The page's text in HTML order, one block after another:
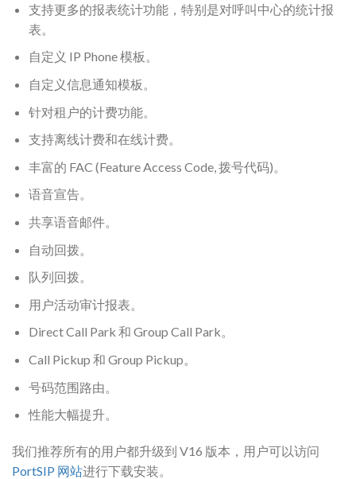
支持更多的报表统计功能，特别是对呼叫中心的统计报
表。
自定义 IP Phone 模板。
自定义信息通知模板。
针对租户的计费功能。
支持离线计费和在线计费。
丰富的 FAC (Feature Access Code, 拨号代码)。
语音宣告。
共享语音邮件。
自动回拨。
队列回拨。
用户活动审计报表。
Direct Call Park 和 Group Call Park。
Call Pickup 和 Group Pickup。
号码范围路由。
性能大幅提升。
我们推荐所有的用户都升级到 V16 版本，用户可以访问
PortSIP 网站进行下载安装。